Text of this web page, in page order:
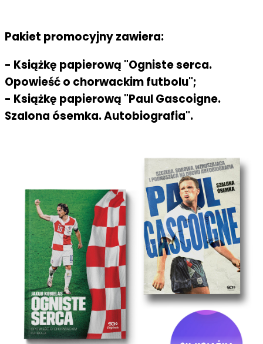
Pakiet promocyjny zawiera:
- Książkę papierową "Ogniste serca.
Opowieść o chorwackim futbolu";
- Książkę papierową "Paul Gascoigne.
Szalona ósemka. Autobiografia".